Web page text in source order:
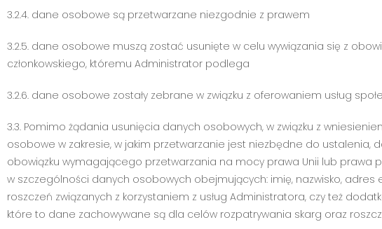
3.2.4. dane osobowe są przetwarzane niezgodnie z prawem
3.2.5. dane osobowe muszą zostać usunięte w celu wywiązania się z
członkowskiego, któremu Administrator podlega
3.2.6. dane osobowe zostały zebrane w związku z oferowaniem usług
3.3. Pomimo żądania usunięcia danych osobowych, w związku z
osobowe w zakresie, w jakim przetwarzanie jest niezbędne do ustalenia,
obowiązku wymagającego przetwarzania na mocy prawa Unii lub prawa
w szczególności danych osobowych obejmujących: imię, nazwisko,
roszczeń związanych z korzystaniem z usług Administratora, czy też
które to dane zachowywane są dla celów rozpatrywania skarg oraz